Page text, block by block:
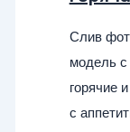
Слив
модель
горячие
с